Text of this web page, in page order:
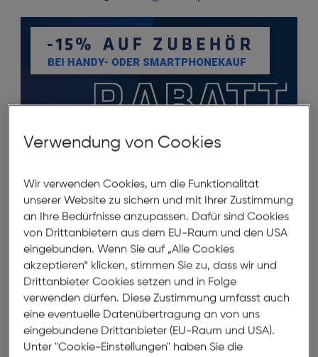
Felixx Back Hybrid Apple iPhone
7/8 schwarz
ArtNr.: 620963962
felixx Hybrid Schutzhülle
Mit der stylischen Hybrid Schutzhülle ist dein Gerät
voll im Trend und optimal geschützt. Hergestellt aus
Glas und TPU.
Klare kratzfeste Rückseite und bruchfester flexibler
Verwendung von Cookies
Wir verwenden Cookies, um die Funktionalität
unserer Website zu sichern und mit Ihrer Zustimmung
an Ihre Bedürfnisse anzupassen. Dafür sind Cookies
von Drittanbietern aus dem EU-Raum und den USA
eingebunden. Wenn Sie auf „Alle Cookies
akzeptieren“ klicken, stimmen Sie zu, dass wir und
Drittanbieter Cookies setzen und in Folge
verwenden dürfen. Diese Zustimmung umfasst auch
eine eventuelle Datenübertragung an von uns
eingebundene Drittanbieter (EU-Raum und USA).
Unter "Cookie-Einstellungen" haben Sie die